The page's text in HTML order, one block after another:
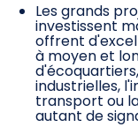
Les grands
investissent
offrent
à moyen et
industrielles,
transport ou
autant de